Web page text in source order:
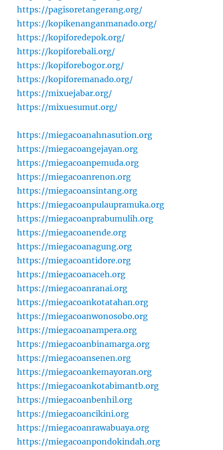
https://pagisoretangerang.org/
https://kopikenanganmanado.org/
https://kopiforedepok.org/
https://kopiforebali.org/
https://kopiforebogor.org/
https://kopiforemanado.org/
https://mixuejabar.org/
https://mixuesumut.org/
https://miegacoanahnasution.org
https://miegacoangejayan.org
https://miegacoanpemuda.org
https://miegacoanrenon.org
https://miegacoansintang.org
https://miegacoanpulaupramuka.org
https://miegacoanprabumulih.org
https://miegacoanende.org
https://miegacoanagung.org
https://miegacoantidore.org
https://miegacoanaceh.org
https://miegacoanranai.org
https://miegacoankotatahan.org
https://miegacoanwonosobo.org
https://miegacoanampera.org
https://miegacoanbinamarga.org
https://miegacoansenen.org
https://miegacoankemayoran.org
https://miegacoankotabimantb.org
https://miegacoanbenhil.org
https://miegacoancikini.org
https://miegacoanrawabuaya.org
https://miegacoanpondokindah.org